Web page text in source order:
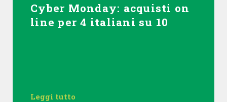
Cyber Monday: acquisti on
line per 4 italiani su 10
Leggi tutto